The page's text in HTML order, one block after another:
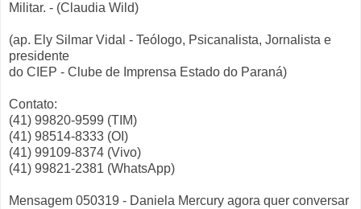
Militar. - (Claudia Wild)
(ap. Ely Silmar Vidal - Teólogo, Psicanalista, Jornalista e
presidente
do CIEP - Clube de Imprensa Estado do Paraná)
Contato:
(41) 99820-9599 (TIM)
(41) 98514-8333 (OI)
(41) 99109-8374 (Vivo)
(41) 99821-2381 (WhatsApp)
Mensagem 050319 - Daniela Mercury agora quer conversar